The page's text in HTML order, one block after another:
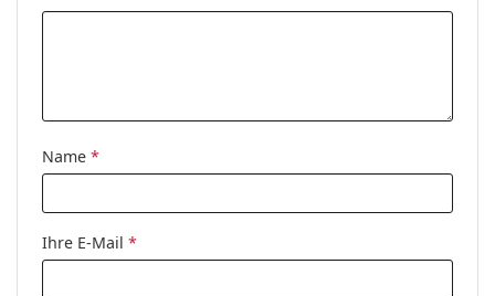
Kontaktlinsen, der direkt an der Flasche des
Kategorie:
Pflegemittel
Vorteilspackungen
Kontaktlinsenlösungen
Name *
Ihre E-Mail *